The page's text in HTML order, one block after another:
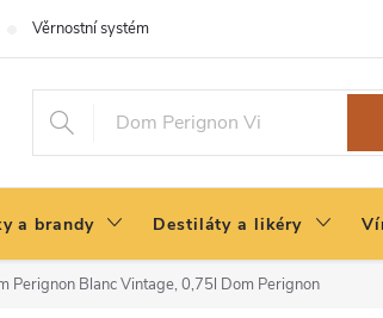
Věrnostní systém
a brandy Destiláty a likéry
Perignon Blanc Vintage, 0,75l Dom Perignon